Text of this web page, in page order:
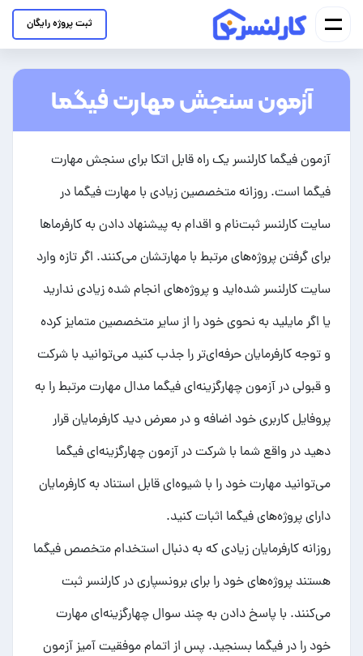
ثبت پروژه رایگان
آزمون سنجش مهارت فیگما
آزمون فیگما کارلنسر یک راه قابل اتکا برای سنجش مهارت
فیگما است. روزانه متخصصین زیادی با مهارت فیگما در
سایت کارلنسر ثبت‌نام و اقدام به پیشنهاد دادن به کارفرماها
برای گرفتن پروژه‌های مرتبط با مهارتشان می‌کنند. اگر تازه وارد
سایت کارلنسر شده‌اید و پروژه‌های انجام شده زیادی ندارید
یا اگر مایلید به نحوی خود را از سایر متخصصین متمایز کرده
و توجه کارفرمایان حرفه‌ای‌تر را جذب کنید می‌توانید با شرکت
و قبولی در آزمون چهارگزینه‌ای فیگما مدال مهارت مرتبط را به
پروفایل کاربری خود اضافه و در معرض دید کارفرمایان قرار
دهید در واقع شما با شرکت در آزمون چهارگزینه‌ای فیگما
می‌توانید مهارت خود را با شیوه‌ای قابل استناد به کارفرمایان
دارایپروژه‌های فیگما اثبات کنید.
روزانه کارفرمایان زیادی که به دنبال استخداممتخصص فیگما
هستند پروژه‌های خود را برای برونسپاری در کارلنسر ثبت
می‌کنند. با پاسخ دادن به چند سوال چهارگزینه‌ای مهارت
خود را در فیگما بسنجید. پس از اتمام موفقیت آمیز آزمون